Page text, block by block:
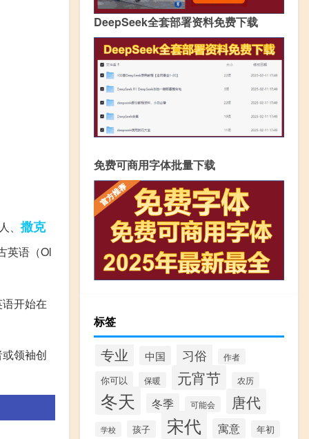
、 撒克
英语（Ol
开始在
领袖创
DeepSeek全套部署资料免费下载
免费可商用字体批量下载
标签
专业 中国 习俗 作者
你可以 保暖 元宵节 农历
冬天 冬季 可能会 唐代
学校 孩子 宋代 寓意 年初